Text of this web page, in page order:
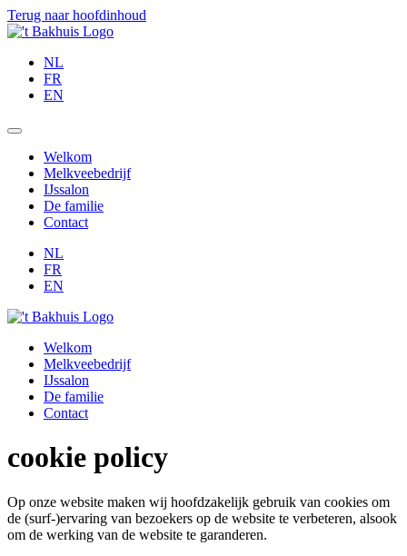
Terug naar hoofdinhoud
NL
FR
EN
Welkom
Melkveebedrijf
IJssalon
De familie
Contact
NL
FR
EN
Welkom
Melkveebedrijf
IJssalon
De familie
Contact
cookie policy
Op onze website maken wij hoofdzakelijk gebruik van cookies om
de (surf-)ervaring van bezoekers op de website te verbeteren, alsook
om de werking van de website te garanderen.